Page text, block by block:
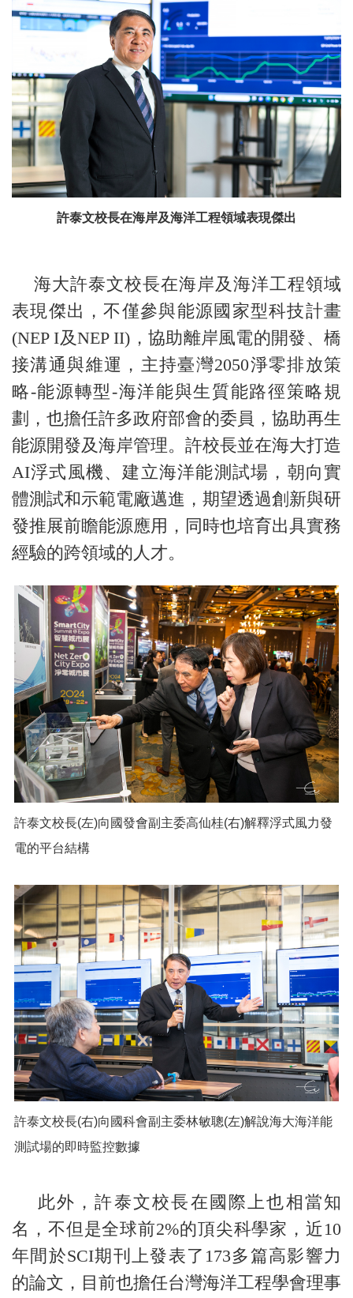
許泰文校長在海岸及海洋工程領域表現傑出
海大許泰文校長在海岸及海洋工程領域
表現傑出，不僅參與能源國家型科技計畫
(NEP I及NEP II)，協助離岸風電的開發、橋
接溝通與維運，主持臺灣2050淨零排放策
略-能源轉型-海洋能與生質能路徑策略規
劃，也擔任許多政府部會的委員，協助再生
能源開發及海岸管理。許校長並在海大打造
AI浮式風機、建立海洋能測試場，朝向實
體測試和示範電廠邁進，期望透過創新與研
發推展前瞻能源應用，同時也培育出具實務
經驗的跨領域的人才。
許泰文校長(左)向國發會副主委高仙桂(右)解釋浮式風力發
電的平台結構
許泰文校長(右)向國科會副主委林敏聰(左)解說海大海洋能
測試場的即時監控數據
此外，許泰文校長在國際上也相當知
名，不但是全球前2%的頂尖科學家，近10
年間於SCI期刊上發表了173多篇高影響力
的論文，目前也擔任台灣海洋工程學會理事